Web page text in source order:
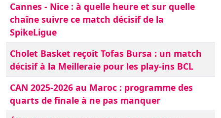
Cannes - Nice : à quelle heure et sur quelle
chaîne suivre ce match décisif de la
SpikeLigue
Cholet Basket reçoit Tofas Bursa : un match
décisif à la Meilleraie pour les play-ins BCL
CAN 2025-2026 au Maroc : programme des
quarts de finale à ne pas manquer